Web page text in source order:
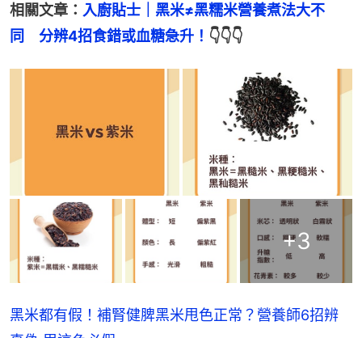
相關文章： 入廚貼士｜黑米≠黑糯米營養煮法大不
同　分辨4招食錯或血糖急升！ 👇👇👇
+3
黑米都有假！補腎健脾黑米甩色正常？營養師6招辨